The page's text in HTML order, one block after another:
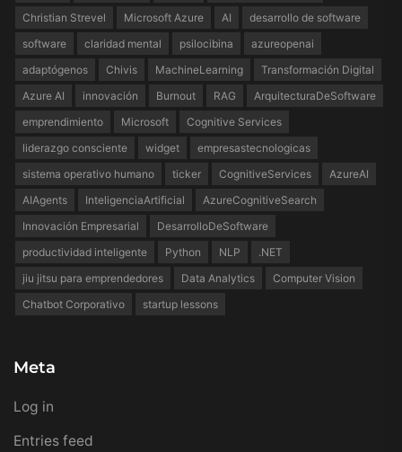
Christian Strevel
Microsoft Azure AI
desarrollo de software
software
claridad mental psilocibina
azureopenai
adaptógenos
Chivis MachineLearning
Transformación Digital
Azure AI
innovación Burnout RAG
ArquitecturaDeSoftware
emprendimiento
Microsoft
Cognitive Services
liderazgo consciente
widget
empresastecnologicas
sistema operativo humano
ticker CognitiveServices
AzureAI
AIAgents
InteligenciaArtificial
AzureCognitiveSearch
Innovación Empresarial
DesarrolloDeSoftware
productividad inteligente
Python NLP
.NET
jiu jitsu para emprendedores
Data Analytics
Computer Vision
Chatbot Corporativo
startup lessons
Meta
Log in
Entries feed